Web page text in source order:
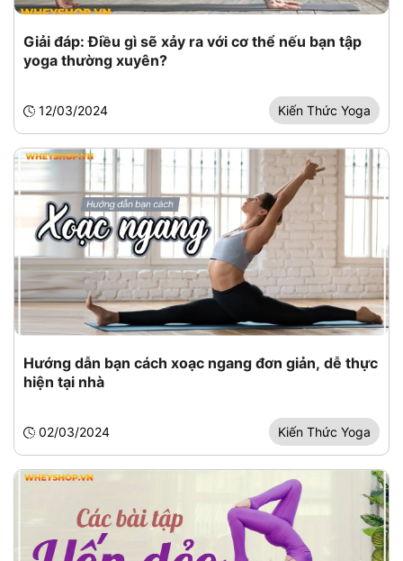
Giải đáp: Điều gì sẽ xảy ra với cơ thể nếu bạn tập
yoga thường xuyên?
12/03/2024 Kiến Thức Yoga
Hướng dẫn bạn cách xoạc ngang đơn giản, dễ thực
hiện tại nhà
02/03/2024 Kiến Thức Yoga